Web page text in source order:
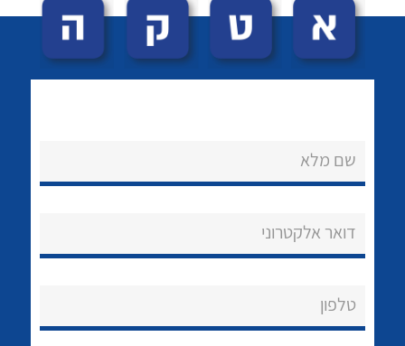
הצוות שלנו
שירותי תמיכה
שם מלא
דואר אלקטרוני
טלפון